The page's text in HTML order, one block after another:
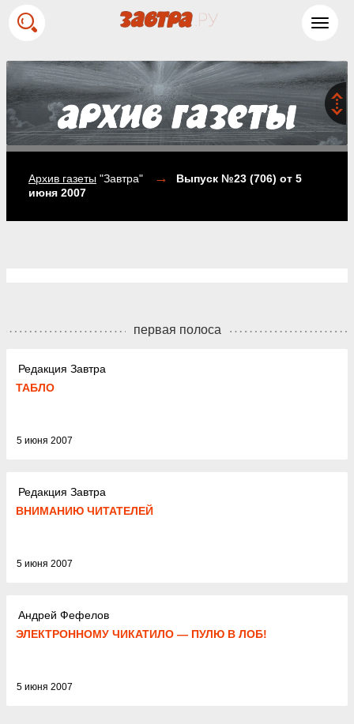
Архив газеты "Завтра" → Выпуск №23 (706) от 5
июня 2007
первая полоса
Редакция Завтра
ТАБЛО
5 июня 2007
Редакция Завтра
ВНИМАНИЮ ЧИТАТЕЛЕЙ
5 июня 2007
Андрей Фефелов
ЭЛЕКТРОННОМУ ЧИКАТИЛО — ПУЛЮ В ЛОБ!
5 июня 2007